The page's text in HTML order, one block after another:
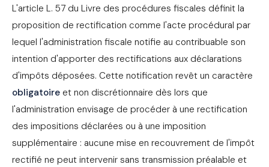
L'article L. 57 du Livre des procédures fiscales définit la
proposition de rectification comme l'acte procédural par
lequel l'administration fiscale notifie au contribuable son
intention d'apporter des rectifications aux déclarations
d'impôts déposées. Cette notification revêt un caractère
obligatoire et non discrétionnaire dès lors que
l'administration envisage de procéder à une rectification
des impositions déclarées ou à une imposition
supplémentaire : aucune mise en recouvrement de l'impôt
rectifié ne peut intervenir sans transmission préalable et